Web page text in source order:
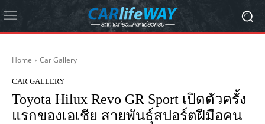
Home Car Gallery
CAR GALLERY
Toyota Hilux Revo GR Sport เปิดตัวครั้ง
แรกของเอเชีย สายพันธุ์สปอร์ตฝีมือคน